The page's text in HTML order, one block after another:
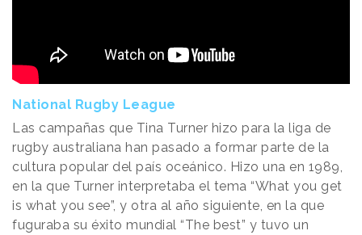
National Rugby League
Las campañas que Tina Turner hizo para la liga de
rugby australiana han pasado a formar parte de la
cultura popular del país oceánico. Hizo una en 1989,
en la que Turner interpretaba el tema “What you get
is what you see”, y otra al año siguiente, en la que
fuguraba su éxito mundial “The best” y tuvo un